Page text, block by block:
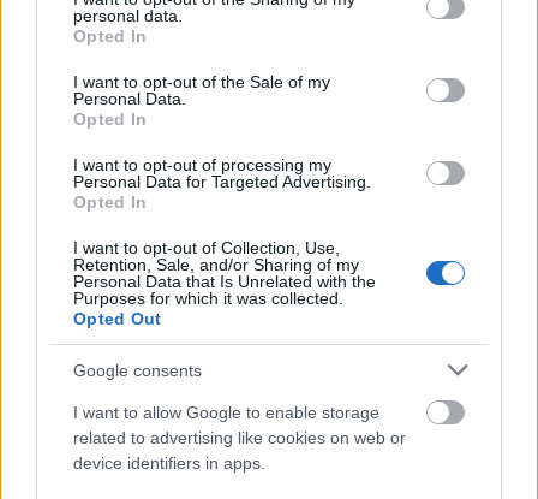
grant or deny consent to Google and its third-party tags to
use your data for below specified purposes in below Google
consent section.
personal data.
Opted In
I want to opt-out of the Sale of my
Personal Data.
Opted In
I want to opt-out of processing my
Personal Data for Targeted Advertising.
Opted In
I want to opt-out of Collection, Use,
Retention, Sale, and/or Sharing of my
Personal Data that Is Unrelated with the
Purposes for which it was collected.
Opted Out
Google consents
I want to allow Google to enable storage
related to advertising like cookies on web or
device identifiers in apps.
Duba Dániel•2025. november 14.
A közeljövő mocskos és rideg, a népesség nagy része
nyomorban tengődik. Míg az alacsonyrendű melók
fizikailag erodálják az embereket, addig a ...